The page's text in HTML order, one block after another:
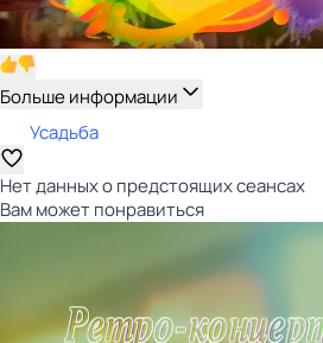
Больше информации
Усадьба
Нет данных о предстоящих сеансах
Вам может понравиться